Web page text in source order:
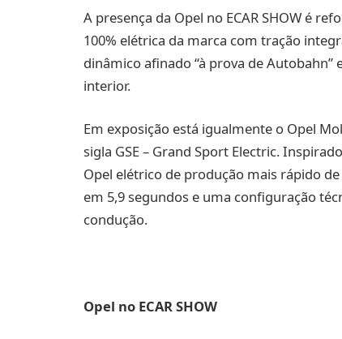
A presença da Opel no ECAR SHOW é
100% elétrica da marca com tração
dinâmico afinado “à prova de
interior.
Em exposição está igualmente o Opel
sigla GSE – Grand Sport Electric.
Opel elétrico de produção mais rápido
em 5,9 segundos e uma configuração
condução.
Opel no ECAR SHOW